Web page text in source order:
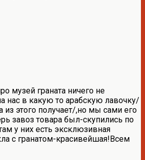
музей граната ничего не
нас в какую то арабскую лавочку/
из этого получает/,но мы сами его
завоз товара был-скупились по
у них есть эксклюзивная
с гранатом-красивейшая!Всем